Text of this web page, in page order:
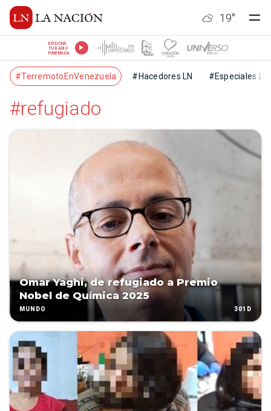
19°
ESCUCHÁ
TU RADIO
PREFERIDA
#TerremotoEnVenezuela #Hacedores LN #Especiales LN
#refugiado
Omar Yaghi, de refugiado a Premio
Nobel de Química 2025
MUNDO 301D